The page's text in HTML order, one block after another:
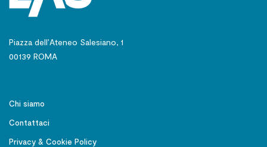
Piazza dell’Ateneo Salesiano, 1
00139 ROMA
Chi siamo
Contattaci
Privacy & Cookie Policy